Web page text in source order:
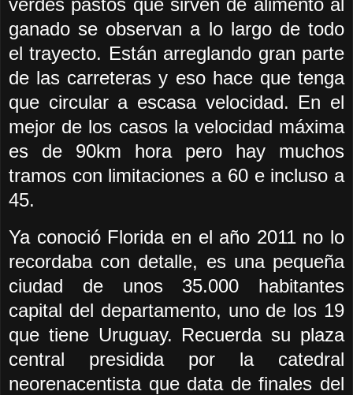
ganado se observan a lo largo de todo
el trayecto. Están arreglando gran parte
de las carreteras y eso hace que tenga
que circular a escasa velocidad. En el
mejor de los casos la velocidad máxima
es de 90km hora pero hay muchos
tramos con limitaciones a 60 e incluso a
45.
Ya conoció Florida en el año 2011 no lo
recordaba con detalle, es una pequeña
ciudad de unos 35.000 habitantes
capital del departamento, uno de los 19
que tiene Uruguay. Recuerda su plaza
central presidida por la catedral
neorenacentista que data de finales del